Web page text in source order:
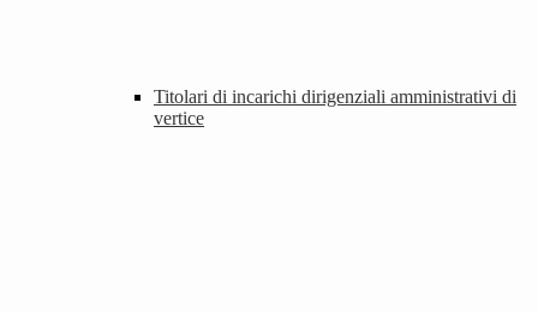
Titolari di incarichi dirigenziali amministrativi di
vertice